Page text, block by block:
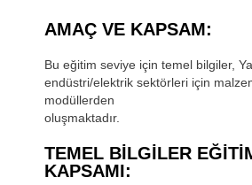
AMAÇ VE KAPSAM:
Bu eğitim seviye için temel bilgiler,
endüstri/elektrik sektörleri için
modüllerden
oluşmaktadır.
TEMEL BILGILER
KAPSAMI: